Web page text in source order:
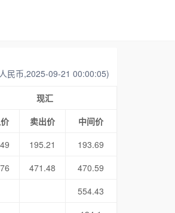
民币,2025-09-21 00:00:05)
现汇
卖出价
中间价
195.21
193.69
471.48
470.59
554.43